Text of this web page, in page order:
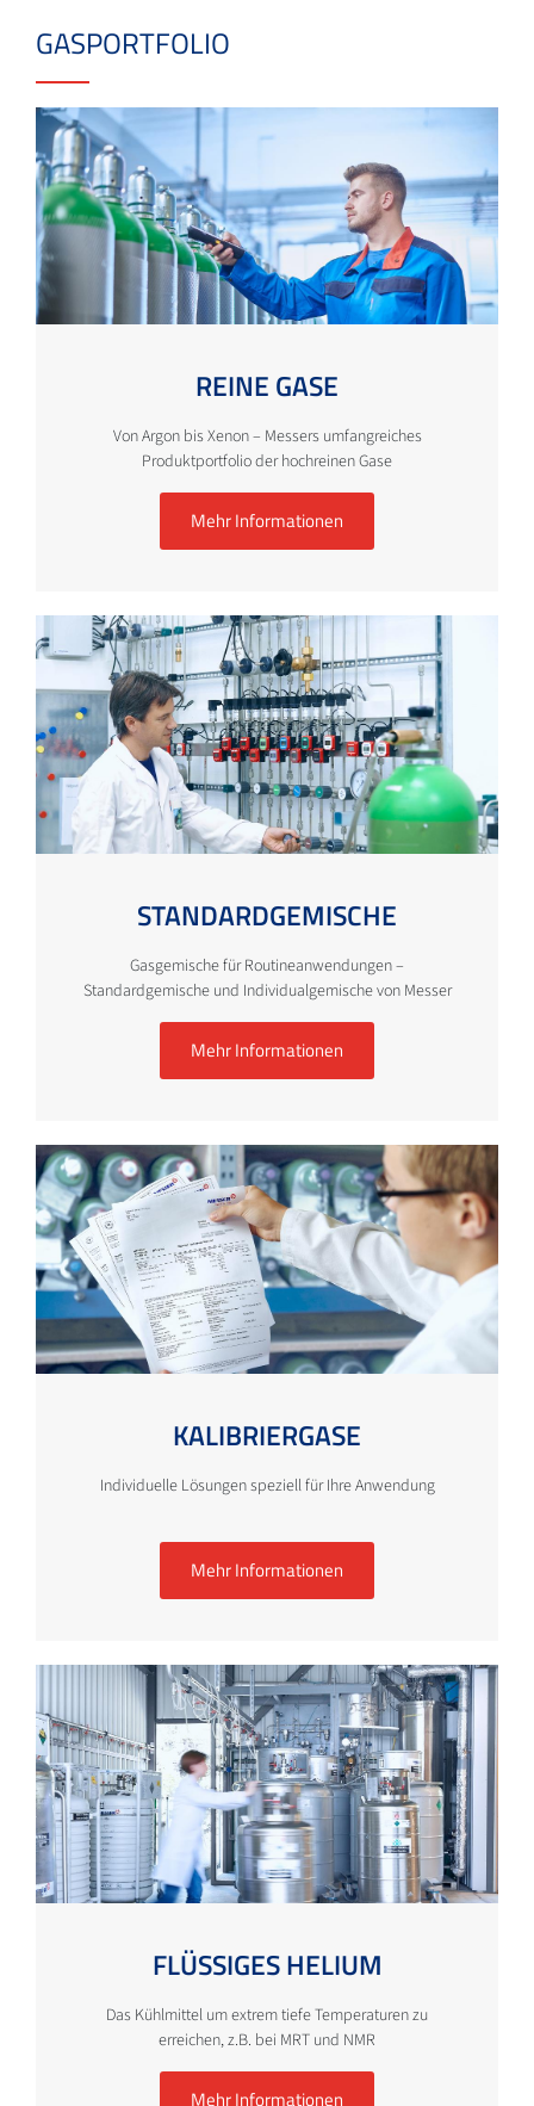
GASPORTFOLIO
REINE GASE
Von Argon bis Xenon – Messers umfangreiches
Produktportfolio der hochreinen Gase
Mehr Informationen
STANDARDGEMISCHE
Gasgemische für Routineanwendungen –
Standardgemische und Individualgemische von Messer
Mehr Informationen
KALIBRIERGASE
Individuelle Lösungen speziell für Ihre Anwendung
Mehr Informationen
FLÜSSIGES HELIUM
Das Kühlmittel um extrem tiefe Temperaturen zu
erreichen, z.B. bei MRT und NMR
Mehr Informationen